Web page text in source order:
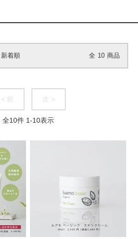
新着順 全 10 商品
< 前 次 >
全10件 1-10表示